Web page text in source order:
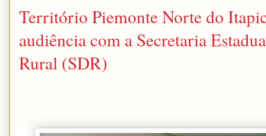
Território Piemonte Norte do
audiência com a Secretaria
Rural (SDR)